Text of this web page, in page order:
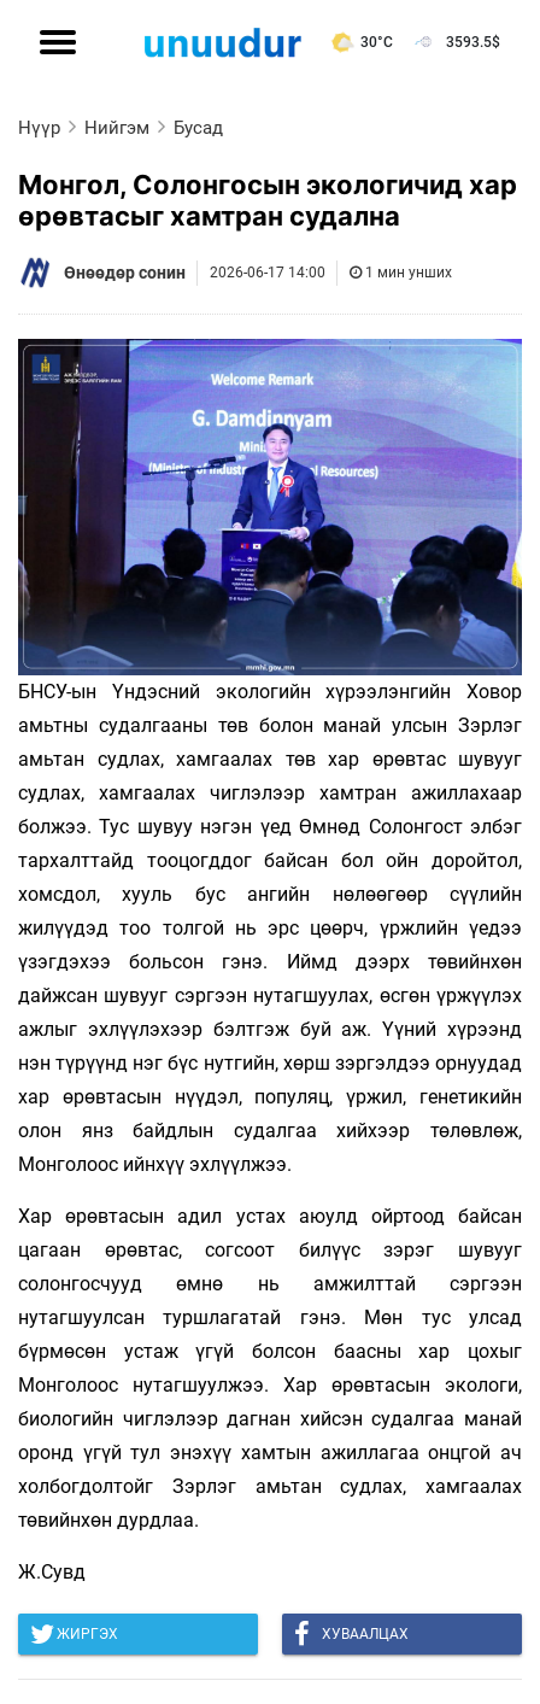
30°C 3593.5$
Нүүр Нийгэм Бусад
Монгол, Солонгосын экологичид хар
өрөвтасыг хамтран судална
Өнөөдөр сонин 2026-06-17 14:00 1 мин унших
БНСУ-ын Үндэсний экологийн хүрээлэнгийн Ховор
амьтны судалгааны төв болон манай улсын Зэрлэг
амьтан судлах, хамгаалах төв хар өрөвтас шувууг
судлах, хамгаалах чиглэлээр хамтран ажиллахаар
болжээ. Тус шувуу нэгэн үед Өмнөд Солонгост элбэг
тархалттайд тооцогддог байсан бол ойн доройтол,
хомсдол, хууль бус ангийн нөлөөгөөр сүүлийн
жилүүдэд тоо толгой нь эрс цөөрч, үржлийн үедээ
үзэгдэхээ больсон гэнэ. Иймд дээрх төвийнхөн
дайжсан шувууг сэргээн нутагшуулах, өсгөн үржүүлэх
ажлыг эхлүүлэхээр бэлтгэж буй аж. Үүний хүрээнд
нэн түрүүнд нэг бүс нутгийн, хөрш зэргэлдээ орнуудад
хар өрөвтасын нүүдэл, популяц, үржил, генетикийн
олон янз байдлын судалгаа хийхээр төлөвлөж,
Монголоос ийнхүү эхлүүлжээ.
Хар өрөвтасын адил устах аюулд ойртоод байсан
цагаан өрөвтас, согсоот билүүс зэрэг шувууг
солонгосчууд өмнө нь амжилттай сэргээн
нутагшуулсан туршлагатай гэнэ. Мөн тус улсад
бүрмөсөн устаж үгүй болсон баасны хар цохыг
Монголоос нутагшуулжээ. Хар өрөвтасын экологи,
биологийн чиглэлээр дагнан хийсэн судалгаа манай
оронд үгүй тул энэхүү хамтын ажиллагаа онцгой ач
холбогдолтойг Зэрлэг амьтан судлах, хамгаалах
төвийнхөн дурдлаа.
Ж.Сувд
ЖИРГЭХ ХУВААЛЦАХ